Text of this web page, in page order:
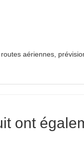
aériennes,
ont